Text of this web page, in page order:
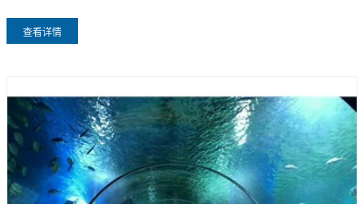
查看详情